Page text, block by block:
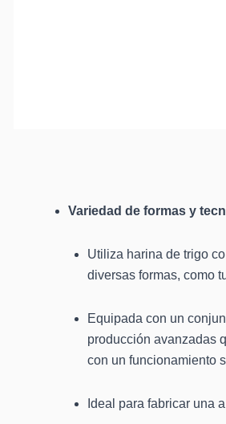
Variedad de formas y
Utiliza harina de trigo
diversas formas, como
Equipada con un
producción avanzadas
con un funcionamiento
Ideal para fabricar una